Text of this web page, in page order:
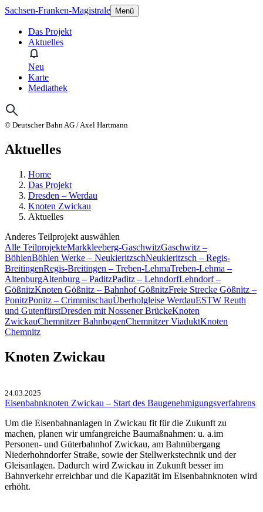
Sachsen-Franken-Magistrale Menü
Das Projekt
Aktuelles
Neu
Karte
Mediathek
© Deutscher Bahn AG / Axel Hartmann
Aktuelles
Home
Das Projekt
Dresden – Werdau
Knoten Zwickau
Aktuelles
Anderes Teilprojekt auswählen
Alle TeilprojekteMarkkleeberg-GaschwitzGaschwitz –
BöhlenBöhlen Werke – NeukieritzschNeukieritzsch – Regis-
BreitingenRegis-Breitingen – Treben-LehmaTreben-Lehma –
AltenburgAltenburg – PaditzPaditz – LehndorfLehndorf –
GößnitzKnoten Gößnitz – Bahnhof GößnitzFreie Strecke Gößnitz –
PonitzPonitz – CrimmitschauÜber­hol­glei­se Wer­dauESTW Reuth
und GutenfürstDresden mit Nossener BrückeKnoten
ZwickauChemnitzer BahnbogenChemnitzer ViaduktKnoten
Chemnitz
Knoten Zwickau
24.03.2025
Eisenbahnknoten Zwickau – Start des Baugenehmigungsverfahrens
Um die Eisenbahnanlagen in Zwickau fit für die Zukunft zu
machen, planen wir umfangreiche Baumaßnahmen: u. a.im
Personen- und Güterbahnhof Zwickau, am Bahnübergang
Niederhohndorfer Straße, sowie der Stellwerkstechnik und der
Gleisanlagen. Dadurch wird Zwickau in Zukunft besser im
Bahnverkehr erreichbar und die Kapazität im Eisenbahnknoten wird
erhöht.